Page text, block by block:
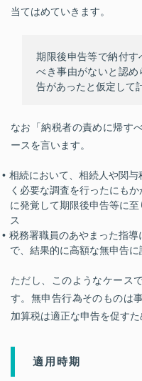
当てはめていきます。
期限後申告等で納付
べき事由がないと認
告があったと仮定して
なお「納税者の責めに帰す
ースを言います。
相続において、相続人や関
く必要な調査を行ったにも
に発覚して期限後申告等に
ス
税務署職員のあやまった指
で、結果的に高額な無申告に
ただし、このようなケース
す。無申告行為そのものは
加算税は適正な申告を促すた
適用時期